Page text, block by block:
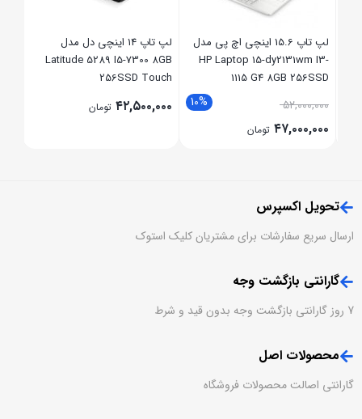
لپ تاپ 15.6 اینچی اچ پی مدل
HP Laptop 15-dy2131wm I3-
1115 G4 8GB 256SSD
10% ۵۲,۰۰۰,۰۰۰
۴۷,۰۰۰,۰۰۰ تومان
لپ تاپ 14 اینچی دل مدل
Latitude 5289 I5-7300 8GB
256SSD Touch
۴۲,۵۰۰,۰۰۰ تومان
تحویل اکسپرس
ارسال سریع سفارشات برای مشتریان کلیک استوک
گارانتی بازگشت وجه
7 روز گارانتی بازگشت وجه بدون قید و شرط
محصولات اصل
گارانتی اصالت محصولات فروشگاه